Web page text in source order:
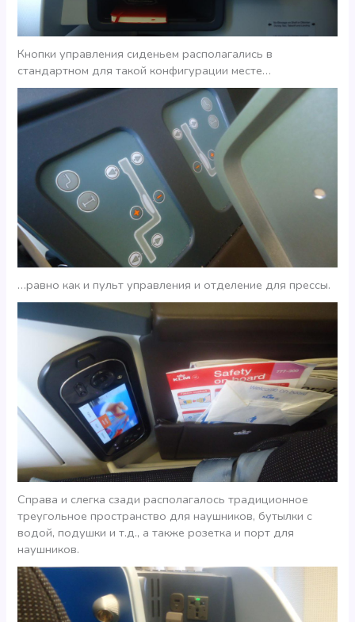
Кнопки управления сиденьем располагались в
стандартном для такой конфигурации месте…
…равно как и пульт управления и отделение для прессы.
Справа и слегка сзади располагалось традиционное
треугольное пространство для наушников, бутылки с
водой, подушки и т.д., а также розетка и порт для
наушников.